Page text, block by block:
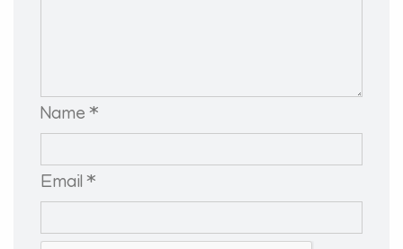
Name *
Email *